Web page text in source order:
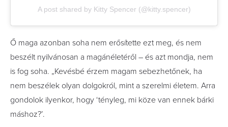
A post shared by Kitty Spencer (@kitty.spencer)
Ő maga azonban soha nem erősítette ezt meg, és nem
beszélt nyilvánosan a magánéletéről – és azt mondja, nem
is fog soha. „Kevésbé érzem magam sebezhetőnek, ha
nem beszélek olyan dolgokról, mint a szerelmi életem. Arra
gondolok ilyenkor, hogy ‘tényleg, mi köze van ennek bárki
máshoz?’.